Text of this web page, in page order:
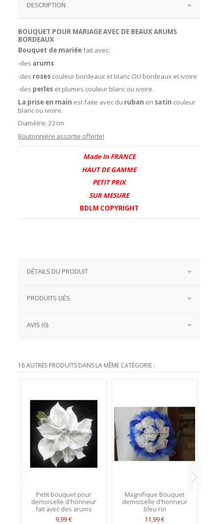
DESCRIPTION
BOUQUET POUR MARIAGE AVEC DE BEAUX ARUMS
BORDEAUX
Bouquet de mariéefait avec:
-des arums
-des roses couleur bordeaux et blanc OU bordeaux et ivoire
-des perles et plumes couleur blanc ou ivoire.
La prise en main est faite avec du ruban en satin couleur
blanc ou ivoire.
Diamètre: 22cm
Boutonnière assortie offerte!
Made In FRANCE
HAUT DE GAMME
PETIT PRIX
SUR MESURE
BDLM COPYRIGHT
DÉTAILS DU PRODUIT
PRODUITS LIÉS
AVIS (0)
16 AUTRES PRODUITS DANS LA MÊME CATÉGORIE :
Petit bouquet pour
demoiselle d'honneur
fait avec des arums
9,99 €
Magnifique Bouquet
demoiselle d'honneur
bleu roi
11,99 €